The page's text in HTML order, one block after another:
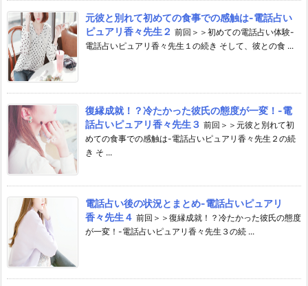
元彼と別れて初めての食事での感触は-電話占い
ピュアリ香々先生２ 前回＞＞初めての電話占い体験-
電話占いピュアリ香々先生１の続き そして、彼との食 ...
復縁成就！？冷たかった彼氏の態度が一変！-電
話占いピュアリ香々先生３ 前回＞＞元彼と別れて初
めての食事での感触は-電話占いピュアリ香々先生２の続
き そ ...
電話占い後の状況とまとめ-電話占いピュアリ
香々先生４ 前回＞＞復縁成就！？冷たかった彼氏の態度
が一変！-電話占いピュアリ香々先生３の続 ...